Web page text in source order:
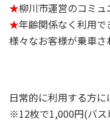
★柳川市運営のコミ
★年齢関係なく利用で
様々なお客様が乗車さ
日常的に利用する方に
※12枚で1,000円(バス